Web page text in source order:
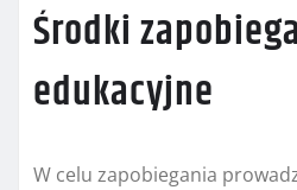
Środki
edukacyjne
W celu zapobiegania